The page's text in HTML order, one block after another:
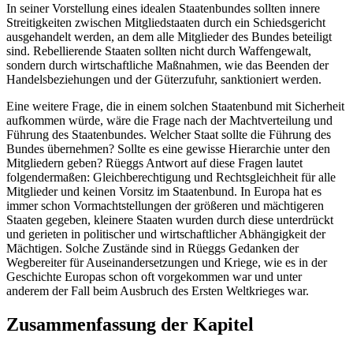
In seiner Vorstellung eines idealen Staatenbundes sollten innere
Streitigkeiten zwischen Mitgliedstaaten durch ein Schiedsgericht
ausgehandelt werden, an dem alle Mitglieder des Bundes beteiligt
sind. Rebellierende Staaten sollten nicht durch Waffengewalt,
sondern durch wirtschaftliche Maßnahmen, wie das Beenden der
Handelsbeziehungen und der Güterzufuhr, sanktioniert werden.
Eine weitere Frage, die in einem solchen Staatenbund mit Sicherheit
aufkommen würde, wäre die Frage nach der Machtverteilung und
Führung des Staatenbundes. Welcher Staat sollte die Führung des
Bundes übernehmen? Sollte es eine gewisse Hierarchie unter den
Mitgliedern geben? Rüeggs Antwort auf diese Fragen lautet
folgendermaßen: Gleichberechtigung und Rechtsgleichheit für alle
Mitglieder und keinen Vorsitz im Staatenbund. In Europa hat es
immer schon Vormachtstellungen der größeren und mächtigeren
Staaten gegeben, kleinere Staaten wurden durch diese unterdrückt
und gerieten in politischer und wirtschaftlicher Abhängigkeit der
Mächtigen. Solche Zustände sind in Rüeggs Gedanken der
Wegbereiter für Auseinandersetzungen und Kriege, wie es in der
Geschichte Europas schon oft vorgekommen war und unter
anderem der Fall beim Ausbruch des Ersten Weltkrieges war.
Zusammenfassung der Kapitel